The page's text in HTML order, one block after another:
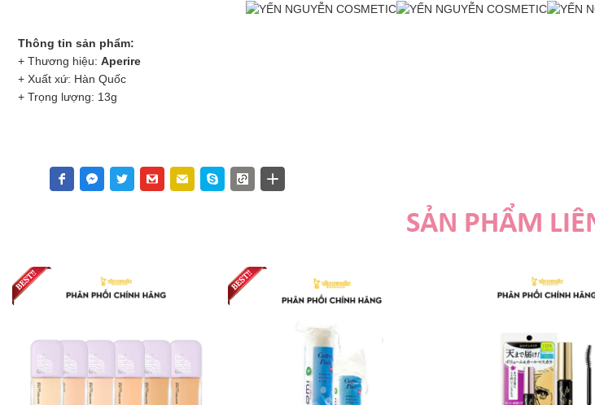
Thông tin sản phẩm:
+ Thương hiệu: Aperire
+ Xuất xứ: Hàn Quốc
+ Trọng lượng: 13g
SẢN PHẨM